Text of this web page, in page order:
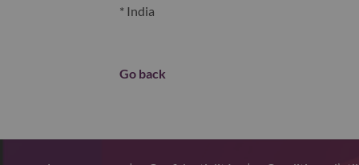
* India
Go back